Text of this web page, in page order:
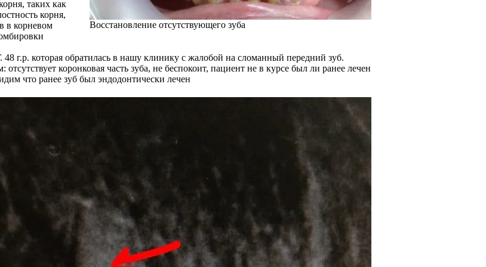
Восстановление отсутствующего зуба
таких как
корня,
в корневом
г.р. которая обратилась в нашу клинику с жалобой на сломанный передний зуб.
коронковая часть зуба, не беспокоит, пациент не в курсе был ли ранее лечен
что ранее зуб был эндодонтически лечен